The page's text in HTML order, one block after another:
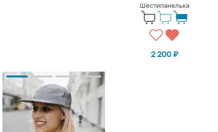
Шестипанелька
2 200 ₽